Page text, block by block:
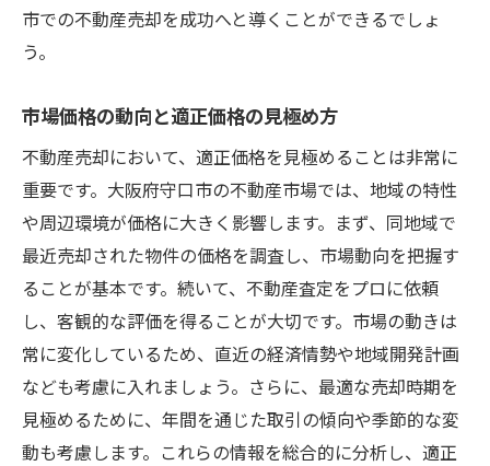
市での不動産売却を成功へと導くことができるでしょ
う。
市場価格の動向と適正価格の見極め方
不動産売却において、適正価格を見極めることは非常に
重要です。大阪府守口市の不動産市場では、地域の特性
や周辺環境が価格に大きく影響します。まず、同地域で
最近売却された物件の価格を調査し、市場動向を把握す
ることが基本です。続いて、不動産査定をプロに依頼
し、客観的な評価を得ることが大切です。市場の動きは
常に変化しているため、直近の経済情勢や地域開発計画
なども考慮に入れましょう。さらに、最適な売却時期を
見極めるために、年間を通じた取引の傾向や季節的な変
動も考慮します。これらの情報を総合的に分析し、適正